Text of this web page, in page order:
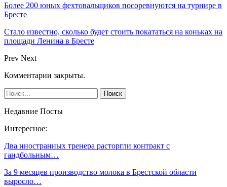
Более 200 юных фехтовальщиков посоревнуются на турнире в
Бресте
Стало известно, сколько будет стоить покататься на коньках на
площади Ленина в Бресте
Prev Next
Комментарии закрыты.
Недавние Посты
Интересное:
Два иностранных тренера расторгли контракт с
гандбольным…
За 9 месяцев производство молока в Брестской области
выросло…